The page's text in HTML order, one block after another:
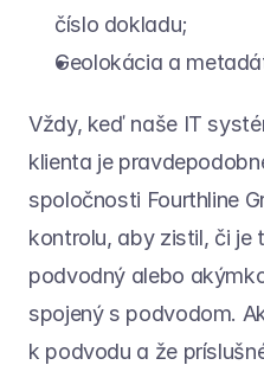
číslo dokladu;
Geolokácia a
Vždy, keď naše IT
klienta je
spoločnosti Fourthline
kontrolu, aby zistil, či
podvodný alebo
spojený s podvodom.
k podvodu a že